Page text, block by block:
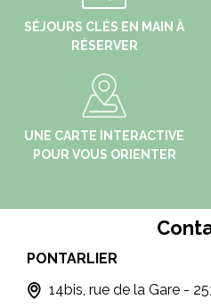
SÉJOURS CLÉS EN MAIN À
RÉSERVER
UNE CARTE INTERACTIVE
POUR VOUS ORIENTER
rue de la Gare - 25300